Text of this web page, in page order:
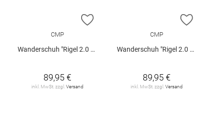
ZUR WUNSCHLISTE HINZUFÜGEN
CMP
Wanderschuh "Rigel 2.0 Low W"
89,95 €
inkl. MwSt. zzgl. Versand
ZUR
CMP
Wanderschuh "Rigel 2.0 Low W"
89,95 €
inkl. MwSt. zzgl. Versand